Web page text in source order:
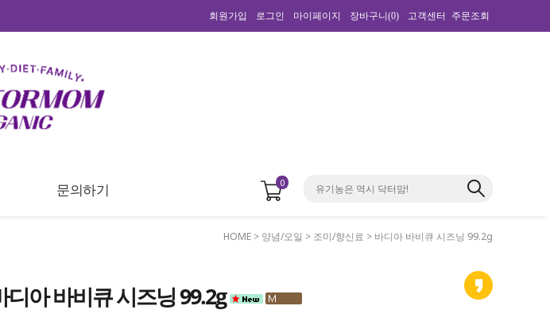
회원가입 로그인 마이페이지 장바구니(0) 고객센터 주문조회
문의하기 0
HOME > 양념/오일 > 조미/향신료 > 바디아 바비큐 시즈닝 99.2g
디아 바비큐 시즈닝 99.2g